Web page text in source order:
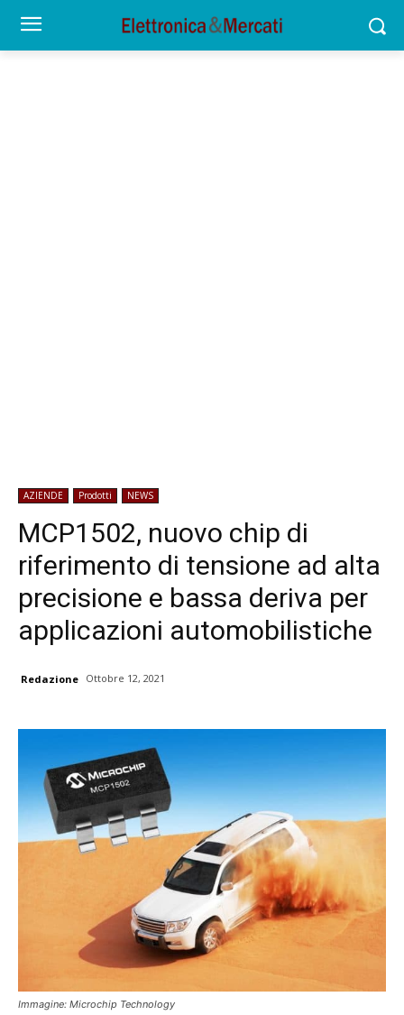
AZIENDE Prodotti NEWS
MCP1502, nuovo chip di
riferimento di tensione ad alta
precisione e bassa deriva per
applicazioni automobilistiche
Redazione Ottobre 12, 2021
Immagine: Microchip Technology